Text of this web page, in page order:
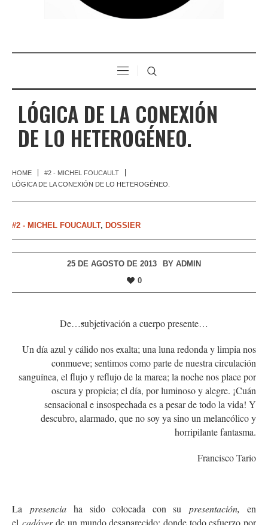
LÓGICA DE LA CONEXIÓN
DE LO HETEROGÉNEO.
HOME
#2 - MICHEL FOUCAULT
LÓGICA DE LA CONEXIÓN DE LO HETEROGÉNEO.
#2 - MICHEL FOUCAULT, DOSSIER
25 DE AGOSTO DE 2013 BY ADMIN
0
De…subjetivación a cuerpo presente…
Un día azul y cálido nos exalta; una luna redonda y limpia nos
conmueve; sentimos como parte de nuestra circulación
sanguínea, el flujo y reflujo de la marea; la noche nos place por
oscura y propicia; el día, por luminoso y alegre. ¡Cuán
sensacional e insospechada es a pesar de todo la vida! Y
descubro, alarmado, que no soy ya sino un melancólico y
horripilante fantasma.
Francisco Tario
La presenciaha sido colocada con su presentación, en
el cadáverde un mundo desaparecido; donde todo esfuerzo por